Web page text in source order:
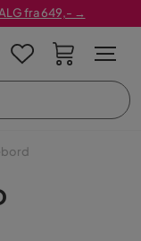
fra 649,- →